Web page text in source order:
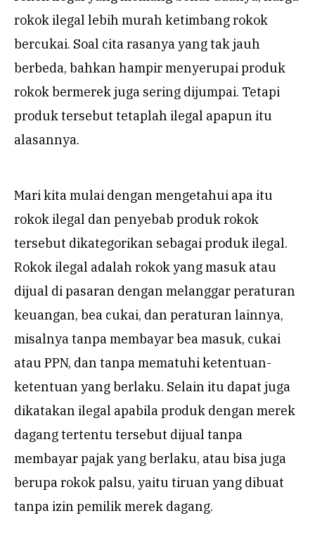
rokok ilegal lebih murah ketimbang rokok
bercukai. Soal cita rasanya yang tak jauh
berbeda, bahkan hampir menyerupai produk
rokok bermerek juga sering dijumpai. Tetapi
produk tersebut tetaplah ilegal apapun itu
alasannya.
Mari kita mulai dengan mengetahui apa itu
rokok ilegal dan penyebab produk rokok
tersebut dikategorikan sebagai produk ilegal.
Rokok ilegal adalah rokok yang masuk atau
dijual di pasaran dengan melanggar peraturan
keuangan, bea cukai, dan peraturan lainnya,
misalnya tanpa membayar bea masuk, cukai
atau PPN, dan tanpa mematuhi ketentuan-
ketentuan yang berlaku. Selain itu dapat juga
dikatakan ilegal apabila produk dengan merek
dagang tertentu tersebut dijual tanpa
membayar pajak yang berlaku, atau bisa juga
berupa rokok palsu, yaitu tiruan yang dibuat
tanpa izin pemilik merek dagang.